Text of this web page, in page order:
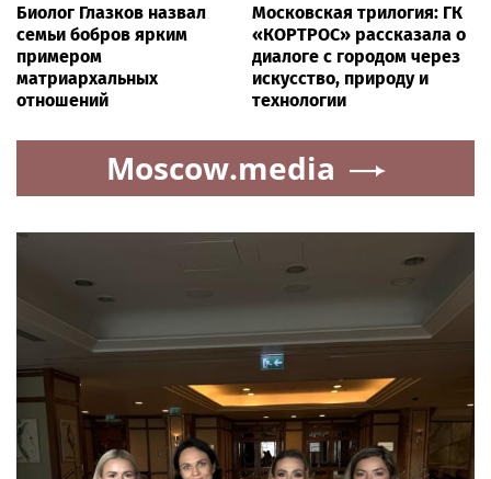
Биолог Глазков назвал
семьи бобров ярким
примером
матриархальных
отношений
Московская трилогия: ГК
«КОРТРОС» рассказала о
диалоге с городом через
искусство, природу и
технологии
Moscow.media